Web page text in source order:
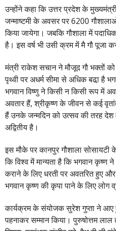
उन्होंने कहा कि उत्तर प्रदेश के
जन्माष्टमी के अवसर पर 6200
किया जायेगा। जबकि गौशाला में
है। इस वर्ष भी उसी क्रम में मै गौ पूजा
मंत्री राकेश सचान ने मौजूद गौ भक्तों
पृथ्वी पर अधर्म सीमा से अधिक बढा़ है
भगवान विष्णु ने किसी न किसी रूप में
अवतार हैं, श्रीकृष्ण के जीवन से कई
हैं उनके जन्मदिन को उत्सव की तरह देश
अद्वितीय है।
इस मौके पर कानपुर गौशाला सोसायटी
कि विश्व में मान्यता है कि भगवान कृष्ण
कराने के लिए धरती पर अवतरित हुए
भगवान कृष्ण की कृपा पाने के लिए लोग
कार्यक्रम के संयोजक सुरेश गुप्ता ने आए
पहनाकर सम्मान किया। पुरुषोत्तम लाल